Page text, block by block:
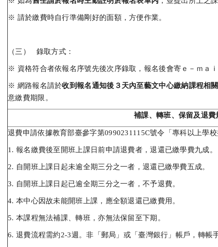
※ 請於繳費時自行準備剛好的面額，方便作業。
（三） 錄取方式：
※ 資格符合者依報名序號先後次序錄取，報名後會寄ｅ－ｍａ
※ 網路報名請於收到報名通知後３天內至藝文中心繳納課程相
意繳費期限。
補課、轉班、保留及退費
退費申請依據教育部臺參字第0990231115C號令「專科以上學
1. 報名繳費後至開班上課日前申請退費者，退還已繳學費九成。
2. 自開班上課日起未逾全期三分之一者，退還已繳學費五成。
3. 自開班上課日起已逾全期三分之一者，不予退費。
4. 本中心因故未能開班上課，應全額退還已繳費用。
5. 本課程無法補課、轉班，亦無法保留至下期。
6. 退費流程需約2-3週。非「郵局」或「臺灣銀行」帳戶，轉帳